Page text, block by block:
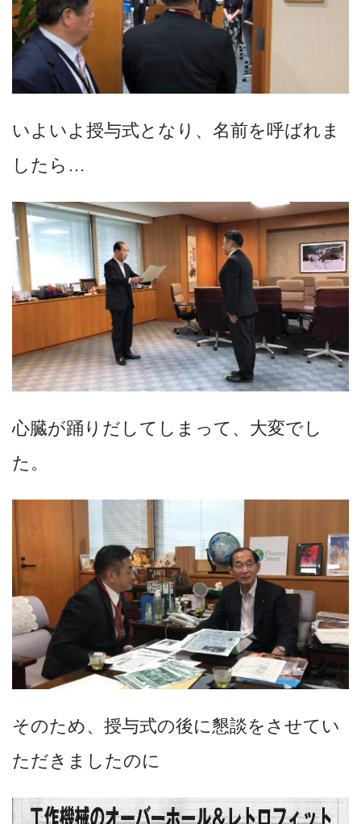
いよいよ授与式となり、名前を呼ばれま
したら…
心臓が踊りだしてしまって、大変でし
た。
そのため、授与式の後に懇談をさせてい
ただきましたのに